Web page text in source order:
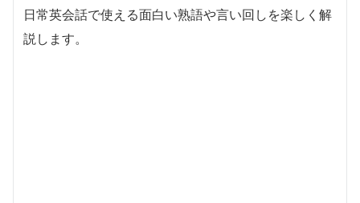
日常英会話で使える面白い熟語や言い回しを楽しく解
説します。